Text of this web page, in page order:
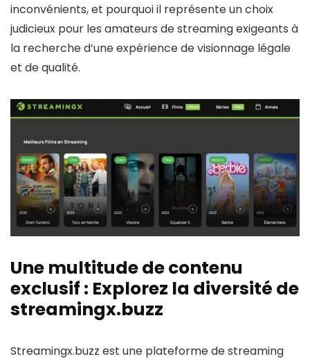
inconvénients, et pourquoi il représente un choix
judicieux pour les amateurs de streaming exigeants à
la recherche d’une expérience de visionnage légale
et de qualité.
Une multitude de contenu
exclusif : Explorez la diversité de
streamingx.buzz
Streamingx.buzz est une plateforme de streaming